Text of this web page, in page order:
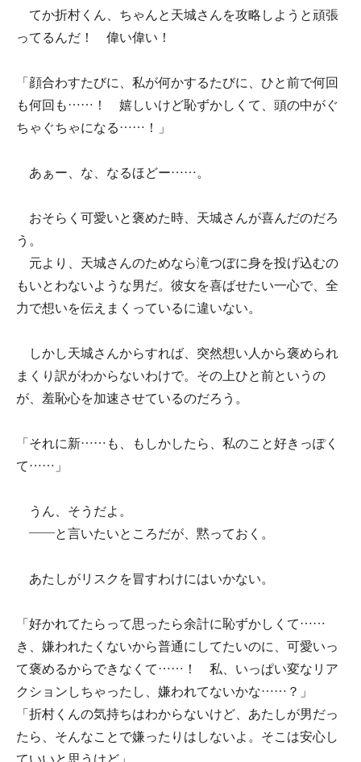
てか折村くん、ちゃんと天城さんを攻略しようと頑張
ってるんだ！ 偉い偉い！
「顔合わすたびに、私が何かするたびに、ひと前で何回
も何回も……！ 嬉しいけど恥ずかしくて、頭の中がぐ
ちゃぐちゃになる……！」
あぁー、な、なるほどー……。
おそらく可愛いと褒めた時、天城さんが喜んだのだろ
う。
元より、天城さんのためなら滝つぼに身を投げ込むの
もいとわないような男だ。彼女を喜ばせたい一心で、全
力で想いを伝えまくっているに違いない。
しかし天城さんからすれば、突然想い人から褒められ
まくり訳がわからないわけで。その上ひと前というの
が、羞恥心を加速させているのだろう。
「それに新……も、もしかしたら、私のこと好きっぽく
て……」
うん、そうだよ。
――と言いたいところだが、黙っておく。
あたしがリスクを冒すわけにはいかない。
「好かれてたらって思ったら余計に恥ずかしくて……
き、嫌われたくないから普通にしてたいのに、可愛いっ
て褒めるからできなくて……！ 私、いっぱい変なリア
クションしちゃったし、嫌われてないかな……？」
「折村くんの気持ちはわからないけど、あたしが男だっ
たら、そんなことで嫌ったりはしないよ。そこは安心し
ていいと思うけど」